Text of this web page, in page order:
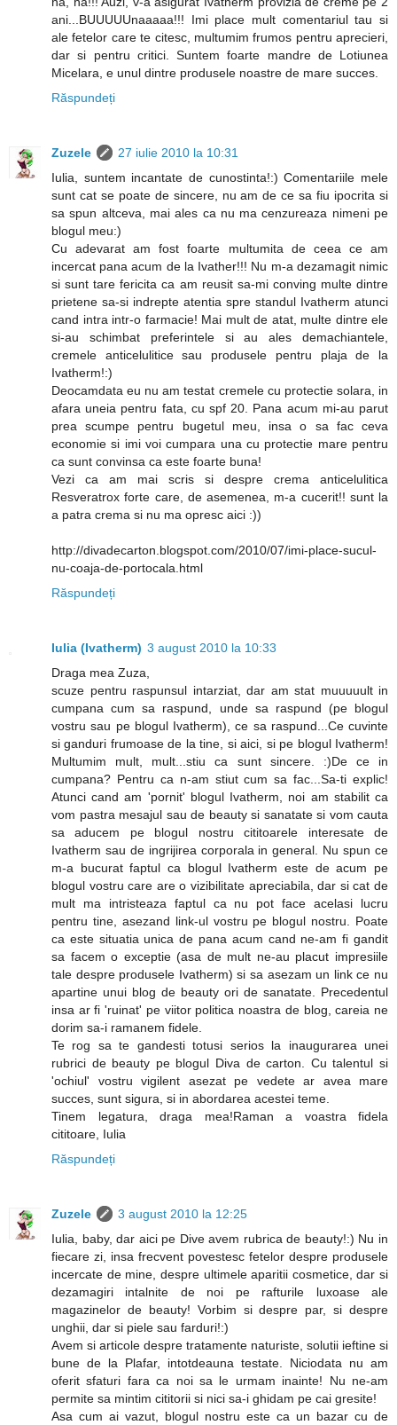
ani...BUUUUUnaaaaa!!! Imi place mult comentariul tau si
ale fetelor care te citesc, multumim frumos pentru aprecieri,
dar si pentru critici. Suntem foarte mandre de Lotiunea
Micelara, e unul dintre produsele noastre de mare succes.
Răspundeți
Zuzele
27 iulie 2010 la 10:31
Iulia, suntem incantate de cunostinta!:) Comentariile mele
sunt cat se poate de sincere, nu am de ce sa fiu ipocrita si
sa spun altceva, mai ales ca nu ma cenzureaza nimeni pe
blogul meu:)
Cu adevarat am fost foarte multumita de ceea ce am
incercat pana acum de la Ivather!!! Nu m-a dezamagit nimic
si sunt tare fericita ca am reusit sa-mi conving multe dintre
prietene sa-si indrepte atentia spre standul Ivatherm atunci
cand intra intr-o farmacie! Mai mult de atat, multe dintre ele
si-au schimbat preferintele si au ales demachiantele,
cremele anticelulitice sau produsele pentru plaja de la
Ivatherm!:)
Deocamdata eu nu am testat cremele cu protectie solara, in
afara uneia pentru fata, cu spf 20. Pana acum mi-au parut
prea scumpe pentru bugetul meu, insa o sa fac ceva
economie si imi voi cumpara una cu protectie mare pentru
ca sunt convinsa ca este foarte buna!
Vezi ca am mai scris si despre crema anticelulitica
Resveratrox forte care, de asemenea, m-a cucerit!! sunt la
a patra crema si nu ma opresc aici :))
http://divadecarton.blogspot.com/2010/07/imi-place-sucul-
nu-coaja-de-portocala.html
Răspundeți
Iulia (Ivatherm) 3 august 2010 la 10:33
Draga mea Zuza,
scuze pentru raspunsul intarziat, dar am stat muuuuult in
cumpana cum sa raspund, unde sa raspund (pe blogul
vostru sau pe blogul Ivatherm), ce sa raspund...Ce cuvinte
si ganduri frumoase de la tine, si aici, si pe blogul Ivatherm!
Multumim mult, mult...stiu ca sunt sincere. :)De ce in
cumpana? Pentru ca n-am stiut cum sa fac...Sa-ti explic!
Atunci cand am 'pornit' blogul Ivatherm, noi am stabilit ca
vom pastra mesajul sau de beauty si sanatate si vom cauta
sa aducem pe blogul nostru cititoarele interesate de
Ivatherm sau de ingrijirea corporala in general. Nu spun ce
m-a bucurat faptul ca blogul Ivatherm este de acum pe
blogul vostru care are o vizibilitate apreciabila, dar si cat de
mult ma intristeaza faptul ca nu pot face acelasi lucru
pentru tine, asezand link-ul vostru pe blogul nostru. Poate
ca este situatia unica de pana acum cand ne-am fi gandit
sa facem o exceptie (asa de mult ne-au placut impresiile
tale despre produsele Ivatherm) si sa asezam un link ce nu
apartine unui blog de beauty ori de sanatate. Precedentul
insa ar fi 'ruinat' pe viitor politica noastra de blog, careia ne
dorim sa-i ramanem fidele.
Te rog sa te gandesti totusi serios la inaugurarea unei
rubrici de beauty pe blogul Diva de carton. Cu talentul si
'ochiul' vostru vigilent asezat pe vedete ar avea mare
succes, sunt sigura, si in abordarea acestei teme.
Tinem legatura, draga mea!Raman a voastra fidela
cititoare, Iulia
Răspundeți
Zuzele
3 august 2010 la 12:25
Iulia, baby, dar aici pe Dive avem rubrica de beauty!:) Nu in
fiecare zi, insa frecvent povestesc fetelor despre produsele
incercate de mine, despre ultimele aparitii cosmetice, dar si
dezamagiri intalnite de noi pe rafturile luxoase ale
magazinelor de beauty! Vorbim si despre par, si despre
unghii, dar si piele sau farduri!:)
Avem si articole despre tratamente naturiste, solutii ieftine si
bune de la Plafar, intotdeauna testate. Niciodata nu am
oferit sfaturi fara ca noi sa le urmam inainte! Nu ne-am
permite sa mintim cititorii si nici sa-i ghidam pe cai gresite!
Asa cum ai vazut, blogul nostru este ca un bazar cu de